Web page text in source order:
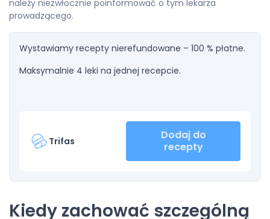
należy niezwłocznie poinformować o tym lekarza
prowadzącego.
Wystawiamy recepty nierefundowane – 100 % płatne.
Maksymalnie 4 leki na jednej recepcie.
Trifas
Dodaj do
recepty
Kiedy zachować szczególną